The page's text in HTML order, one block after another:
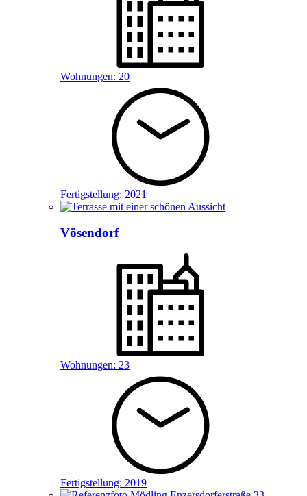
Wohnungen: 20
Fertigstellung: 2021
Vösendorf
Wohnungen: 23
Fertigstellung: 2019